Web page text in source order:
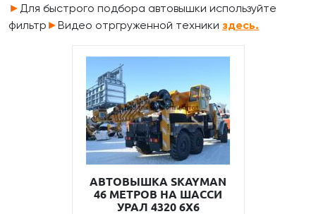
►Для быстрого подбора автовышки используйте
фильтр ►Видео отргруженной техники здесь.
АВТОВЫШКА SKAYMAN
46 МЕТРОВ НА ШАССИ
УРАЛ 4320 6Х6